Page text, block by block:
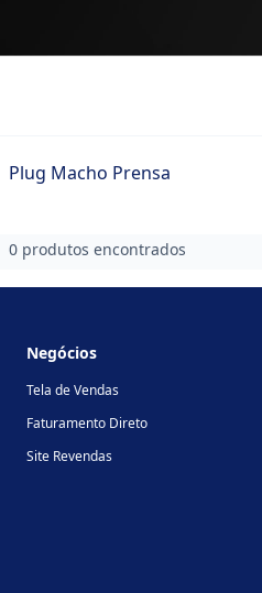
Plug Macho Prensa
0 produtos encontrados
Negócios
Tela de Vendas
Faturamento Direto
Site Revendas